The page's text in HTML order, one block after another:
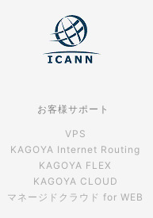
お客様サポート
VPS
KAGOYA Internet Routing
KAGOYA FLEX
KAGOYA CLOUD
マネージドクラウド for WEB